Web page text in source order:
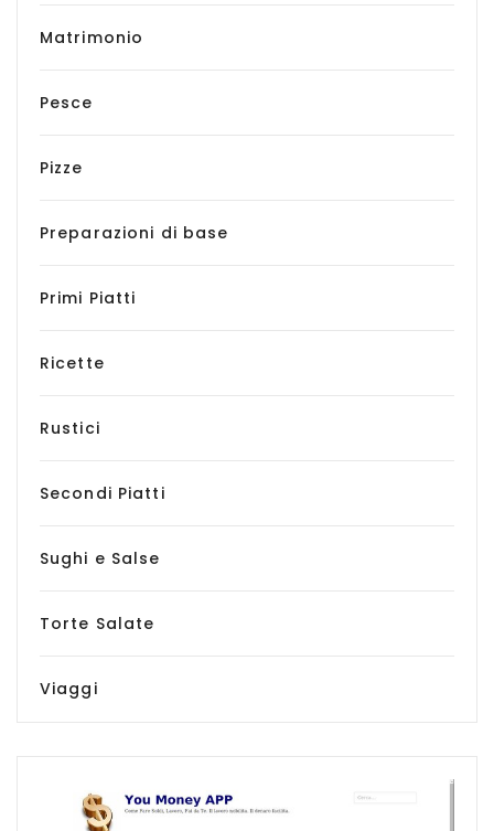
Matrimonio
Pesce
Pizze
Preparazioni di base
Primi Piatti
Ricette
Rustici
Secondi Piatti
Sughi e Salse
Torte Salate
Viaggi